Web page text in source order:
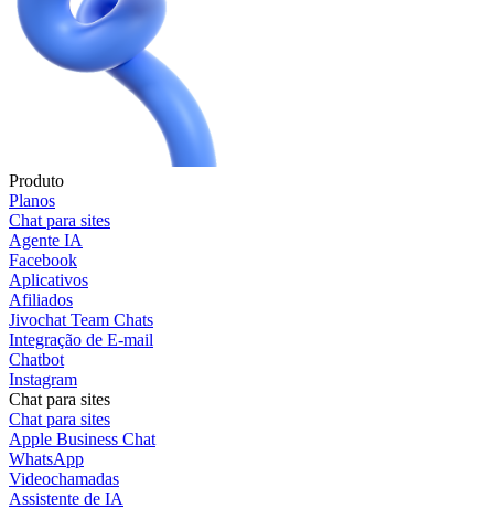
Produto
Planos
Chat para sites
Agente IA
Facebook
Aplicativos
Afiliados
Jivochat Team Chats
Integração de E-mail
Chatbot
Instagram
Chat para sites
Chat para sites
Apple Business Chat
WhatsApp
Videochamadas
Assistente de IA